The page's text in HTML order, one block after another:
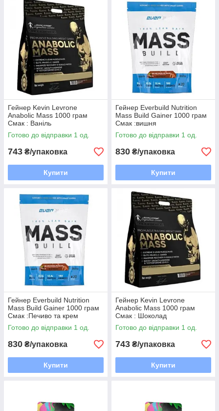
Гейнер Kevin Levrone
Anabolic Mass 1000 грам
Смак : Ваніль
Готово до відправки 1 од.
743 ₴/упаковка
Купити
Гейнер Everbuild Nutrition
Mass Build Gainer 1000 грам
Смак :вишня
Готово до відправки 1 од.
830 ₴/упаковка
Купити
Гейнер Everbuild Nutrition
Mass Build Gainer 1000 грам
Смак :Печиво та крем
Готово до відправки 1 од.
830 ₴/упаковка
Купити
Гейнер Kevin Levrone
Anabolic Mass 1000 грам
Смак : Шоколад
Готово до відправки 1 од.
743 ₴/упаковка
Купити